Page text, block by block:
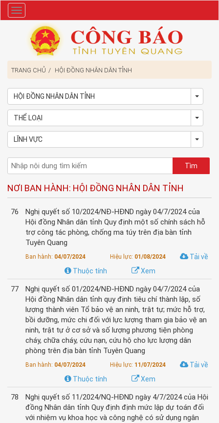
Danh
mục
TRANG CHỦ HỘI ĐỒNG NHÂN DÂN TỈNH
HỘI ĐỒNG NHÂN DÂN TỈNH
THỂ LOẠI
LĨNH VỰC
NƠI BAN HÀNH: HỘI ĐỒNG NHÂN DÂN TỈNH
76
Nghị quyết số 10/2024/NĐ-HĐND ngày 04/7/2024 của
Hội đồng Nhân dân tỉnh Quy định một số chính sách hỗ
trợ công tác phòng, chống ma túy trên địa bàn tỉnh
Tuyên Quang
Ban hành: 04/07/2024 Hiệu lực: 01/08/2024
Tải về
Xem
Thuộc tính
77
Nghị quyết số 01/2024/NĐ-HĐND ngày 04/7/2024 của
Hội đồng Nhân dân tỉnh quy định tiêu chí thành lập, số
lượng thành viên Tổ bảo vệ an ninh, trật tự; mức hỗ trợ,
bồi dưỡng, mức chi đối với lực lượng tham gia bảo vệ an
ninh, trật tự ở cơ sở và số lượng phương tiện phòng
cháy, chữa cháy, cứu nạn, cứu hộ cho lực lượng dân
phòng trên địa bàn tỉnh Tuyên Quang
Ban hành: 04/07/2024 Hiệu lực: 11/07/2024
Tải về
Xem
Thuộc tính
78
Nghị quyết số 11/2024/NQ-HĐND ngày 4/7/2024 của Hội
đồng Nhân dân tỉnh Quy định định mức lập dự toán đối
với nhiệm vụ khoa học và công nghệ có sử dụng ngân